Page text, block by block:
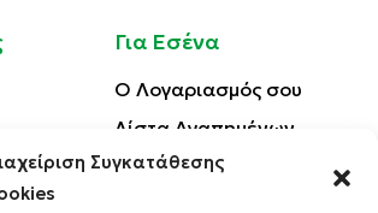
Συγκατάθεσης
Για Εσένα
Ο Λογαριασμός σου
Λίστα Αγαπημένων
Οι Παραγγελίες σου